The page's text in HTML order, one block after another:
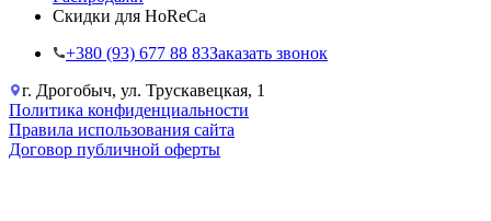
Скидки для HoReCa
+38‎0 (93) 677 88 83Заказать звонок
г. Дрогобыч, ул. Трускавецкая, 1
Политика конфиденциальности
Правила использования сайта
Договор публичной оферты